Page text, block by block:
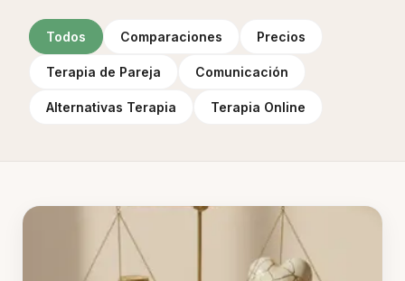
Todos Comparaciones Precios
Terapia de Pareja Comunicación
Alternativas Terapia Terapia Online